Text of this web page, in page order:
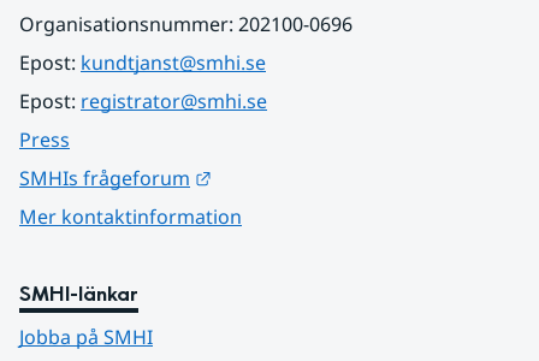
Organisationsnummer: 202100-0696
Epost: kundtjanst@smhi.se
Epost: registrator@smhi.se
Press
SMHIs frågeforum
Mer kontaktinformation
SMHI-länkar
Jobba på SMHI